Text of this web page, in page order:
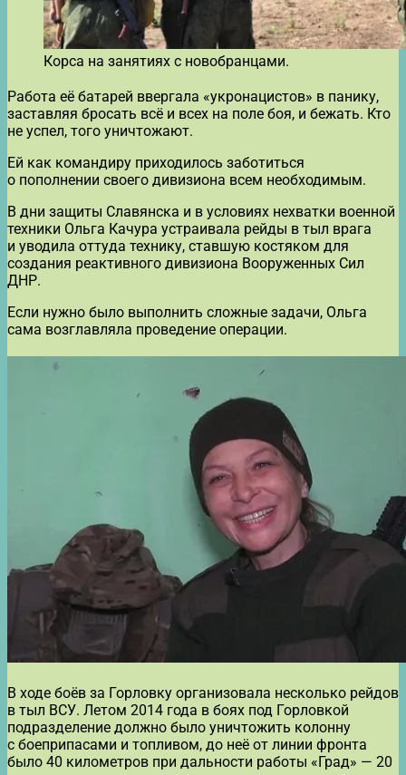
Корса на занятиях с новобранцами.
Работа её батарей ввергала «укронацистов» в панику,
заставляя бросать всё и всех на поле боя, и бежать. Кто
не успел, того уничтожают.
Ей как командиру приходилось заботиться
о пополнении своего дивизиона всем необходимым.
В дни защиты Славянска и в условиях нехватки военной
техники Ольга Качура устраивала рейды в тыл врага
и уводила оттуда технику, ставшую костяком для
создания реактивного дивизиона Вооруженных Сил
ДНР.
Если нужно было выполнить сложные задачи, Ольга
сама возглавляла проведение операции.
В ходе боёв за Горловку организовала несколько рейдов
в тыл ВСУ. Летом 2014 года в боях под Горловкой
подразделение должно было уничтожить колонну
с боеприпасами и топливом, до неё от линии фронта
было 40 километров при дальности работы «Град» — 20